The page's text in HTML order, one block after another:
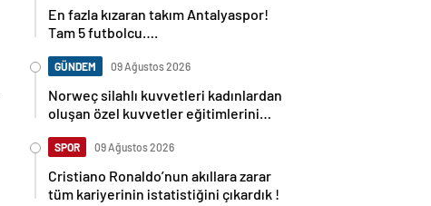
En fazla kızaran takım Antalyaspor!
Tam 5 futbolcu….
GÜNDEM 09 Ağustos 2026
Norweç silahlı kuvvetleri kadınlardan
oluşan özel kuvvetler eğitimlerini
SPOR 09 Ağustos 2026
Cristiano Ronaldo’nun akıllara zarar
tüm kariyerinin istatistiğini çıkardık !